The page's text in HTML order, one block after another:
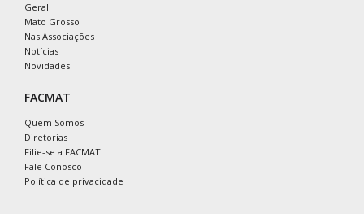
Geral
Mato Grosso
Nas Associações
Notícias
Novidades
FACMAT
Quem Somos
Diretorias
Filie-se a FACMAT
Fale Conosco
Política de privacidade